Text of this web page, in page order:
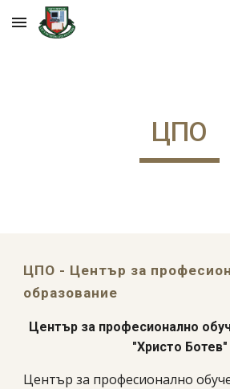
Skip to main content
ЦПО
ЦПО - Център за
образование
Център за професионално
"Христо Ботев"
Център за професионално